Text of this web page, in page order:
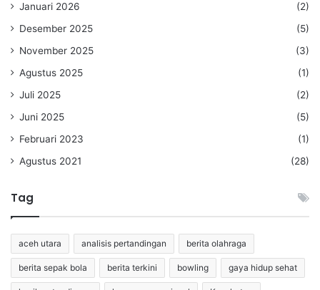
Januari 2026
(2)
Desember 2025
(5)
November 2025
(3)
Agustus 2025
(1)
Juli 2025
(2)
Juni 2025
(5)
Februari 2023
(1)
Agustus 2021
(28)
Tag
aceh utara analisis pertandingan berita olahraga
berita sepak bola berita terkini bowling gaya hidup sehat